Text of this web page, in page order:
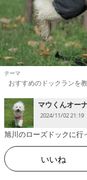
おすすめのドックランを教
マウくんオー
2024/11/02 21:19
旭川のローズドックに行
いいね